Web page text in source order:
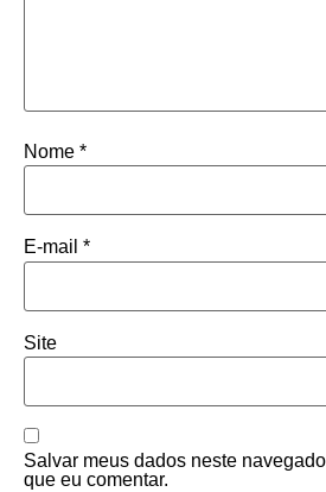
Nome *
E-mail *
Site
Salvar meus dados neste
que eu comentar.